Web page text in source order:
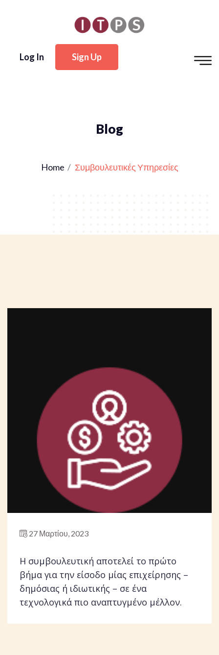
Log In Sign Up
Blog
Home Συμβουλευτικές Υπηρεσίες
27 Μαρτίου, 2023
Η συμβουλευτική αποτελεί το πρώτο
βήμα για την είσοδο μίας επιχείρησης –
δημόσιας ή ιδιωτικής – σε ένα
τεχνολογικά πιο αναπτυγμένο μέλλον.